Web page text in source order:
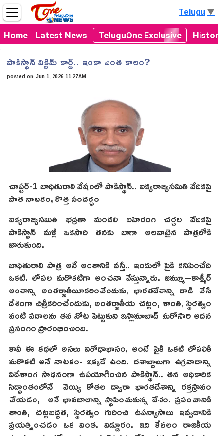
Home Latest News TeluguOne Exclusive
Telugu▼
పాకిస్థాన్ విక్టిమ్ కార్డ్.. ఇంకా ఎంత కాలం?
posted on:Jun 1, 2026 11:27AM
చాప్ట‌ర్-1 బాధితురాలి వేషంలో పాకిస్థాన్.. ఐక్యరాజ్యసమితి వేదికపై
పాత నాటకం, కొత్త సందర్భం
ఐక్యరాజ్యసమితి భద్రతా మండలి బహిరంగ చర్చల వేదికపై
పాకిస్థాన్ మళ్లీ ఒకసారి తనకు బాగా అలవాటైన పాత్రలోకి
జారుకుంది.
బాధితురాలి పాత్ర అనే అంశానికి వ‌స్తే.. ఇందులో పైకి క‌నిపించేది
ఒక‌టి. లోప‌ల మ‌రొక‌టిగా అంచ‌నా వేస్తున్నారు. జమ్మూ–కాశ్మీర్
అంశాన్ని అంతర్జాతీయీకరించేందుకు, భారతదేశాన్ని దాడి చేసే
దేశంగా చిత్రీకరించేందుకు, అంతర్జాతీయ చట్టం, శాంతి, స్థిరత్వం
వంటి పదాలను తన నోట పెట్టుకుని ఇస్లామాబాద్ మరోసారి అద‌న‌
ప్రసంగం ప్రారంభించింది.
కానీ ఈ కథలో అసలు విరోధాభాసం, అంటే పైకి ఒక‌టి లోప‌లికి
మ‌రొక‌టి అనే నాట‌కం- ఇక్కడే ఉంది. దశాబ్దాలుగా ఉగ్రవాదాన్ని
విదేశాంగ సాధనంగా ఉపయోగించిన పాకిస్థాన్.. తన అధికారిక
సిద్ధాంతంలోనే వెయ్యి కోతల ద్వారా భారతదేశాన్ని రక్తస్రావం
చేయడం, అనే భావజాలాన్ని స్థాపించుకున్న దేశం. ప్రపంచానికి
శాంతి, చట్టబద్ధత, స్థిరత్వం గురించి ఉపన్యాసాలు ఇవ్వడానికి
ప్రయత్నించడం ఒక వింత‌. విడ్డూరం. ఇది కేవలం రాజకీయ